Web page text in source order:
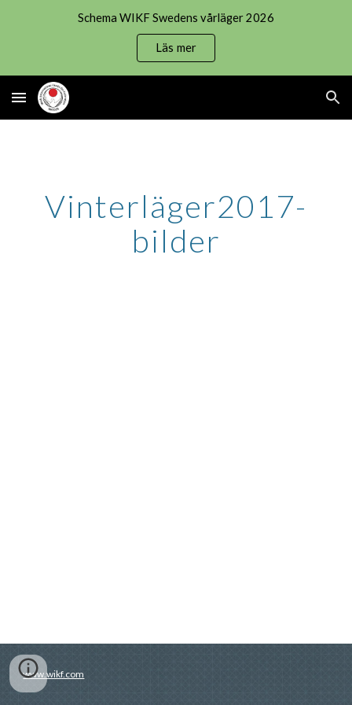
Schema WIKF Swedens vårläger 2026
Läs mer
Vinterläger2017-
bilder
www.wikf.com